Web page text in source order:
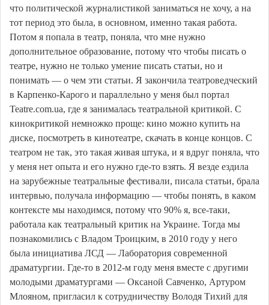
что политической журналистикой заниматься не хочу, а на
тот период это была, в основном, именно такая работа.
Потом я попала в театр, поняла, что мне нужно
дополнительное образование, потому что чтобы писать о
театре, нужно не только умение писать статьи, но и
понимать — о чем эти статьи. Я закончила театроведческий
в Карпенко-Карого и параллельно у меня был портал
Teatre.com.ua, где я занималась театральной критикой. С
кинокритикой немножко проще: кино можно купить на
диске, посмотреть в кинотеатре, скачать в конце концов. С
театром не так, это такая живая штука, и я вдруг поняла, что
у меня нет опыта и его нужно где-то взять. Я везде ездила
на зарубежные театральные фестивали, писала статьи, брала
интервью, получала информацию — чтобы понять, в каком
контексте мы находимся, потому что 90% я, все-таки,
работала как театральный критик на Украине. Тогда мы
познакомились с Владом Троицким, в 2010 году у него
была инициатива ЛСД — Лаборатория современной
драматургии. Где-то в 2012-м году меня вместе с другими
молодыми драматургами — Оксаной Савченко, Артуром
Млояном, пригласил к сотрудничеству Володя Тихий для